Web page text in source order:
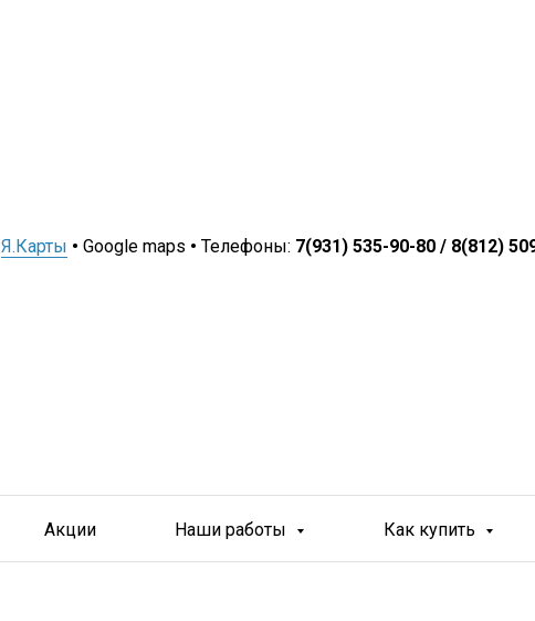
Я.Карты • Google maps • Телефоны: 7(931) 535-90-80 / 8(812)
Акции Наши работы Как купить